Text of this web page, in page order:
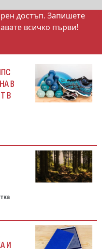
достъп. Запишете
всичко първи!
В
В
И